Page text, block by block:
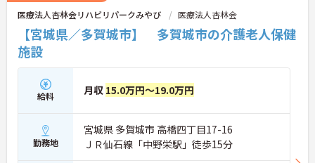
医療法人杏林会リハビリパークみやび 医療法人杏林会
【宮城県／多賀城市】 多賀城市の介護老人保健
施設
給料 月収 15.0万円～19.0万円
勤務地
宮城県 多賀城市 高橋四丁目17-16
ＪＲ仙石線「中野栄駅」徒歩15分